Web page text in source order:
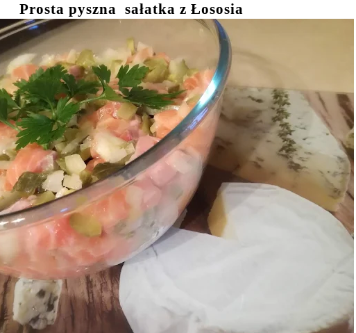
Prosta pyszna sałatka z Łososia